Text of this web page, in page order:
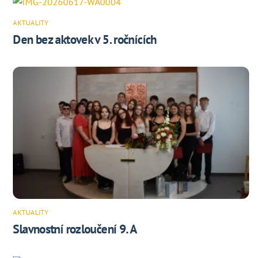
AKTUALITY
Den bez aktovek v 5. ročnících
AKTUALITY
Slavnostní rozloučení 9. A